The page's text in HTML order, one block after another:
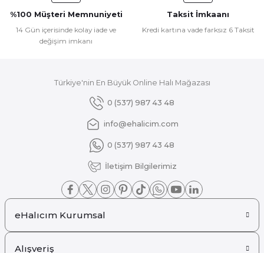
%100 Müşteri Memnuniyeti
14 Gün içerisinde kolay iade ve
değişim imkanı
Taksit İmkaanı
Kredi kartına vade farksız 6 Taksit
Türkiye'nin En Büyük Online Halı Mağazası
0 (537) 987 43 48
info@ehalicim.com
0 (537) 987 43 48
İletişim Bilgilerimiz
eHalıcım Kurumsal
Alışveriş